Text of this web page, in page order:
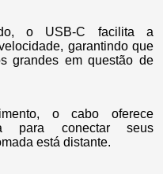
o USB-C facilita a
garantindo que
grandes em questão de
o cabo oferece
para conectar seus
está distante.